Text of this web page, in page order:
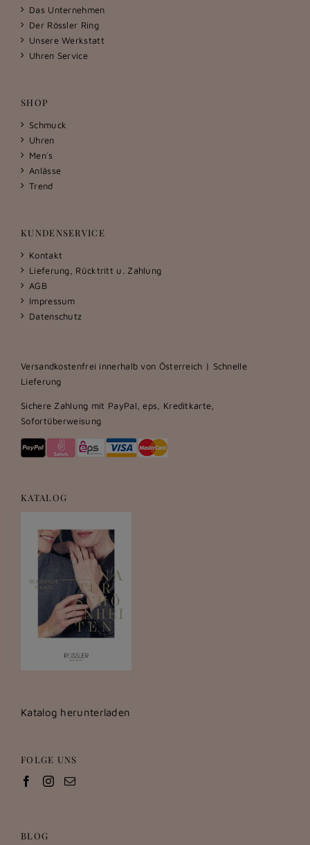
Das Unternehmen
Der Rössler Ring
Unsere Werkstatt
Uhren Service
SHOP
Schmuck
Uhren
Men´s
Anlässe
Trend
KUNDENSERVICE
Kontakt
Lieferung, Rücktritt u. Zahlung
AGB
Impressum
Datenschutz
Versandkostenfrei innerhalb von Österreich | Schnelle
Lieferung
Sichere Zahlung mit PayPal, eps, Kreditkarte,
Sofortüberweisung
KATALOG
Katalog herunterladen
FOLGE UNS
BLOG